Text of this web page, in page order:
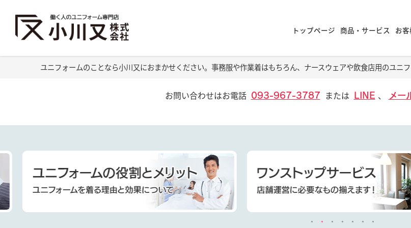
トップページ 商品・サービス お
ユニフォームのことなら小川又におまかせください。事務服や作業着はもちろん、ナースウェアや飲食店用のユニ
お問い合わせはお電話 093-967-3787 または LINE 、 メー